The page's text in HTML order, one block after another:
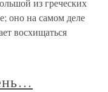
из греческих
оно на самом деле
восхищаться